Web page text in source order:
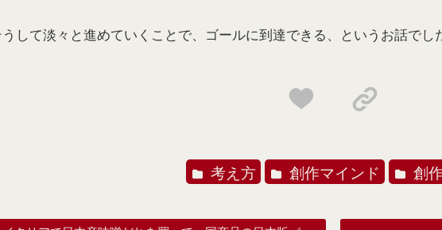
して淡々と進めていくことで、ゴールに到達できる、というお話でし
考え方 創作マインド 創